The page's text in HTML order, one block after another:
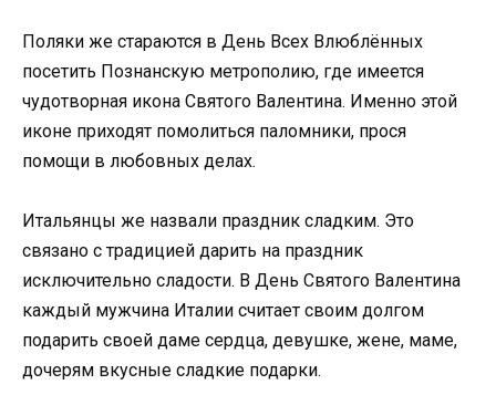
Поляки же стараются в День Всех Влюблённых
посетить Познанскую метрополию, где имеется
чудотворная икона Святого Валентина. Именно этой
иконе приходят помолиться паломники, прося
помощи в любовных делах.
Итальянцы же назвали праздник сладким. Это
связано с традицией дарить на праздник
исключительно сладости. В День Святого Валентина
каждый мужчина Италии считает своим долгом
подарить своей даме сердца, девушке, жене, маме,
дочерям вкусные сладкие подарки.